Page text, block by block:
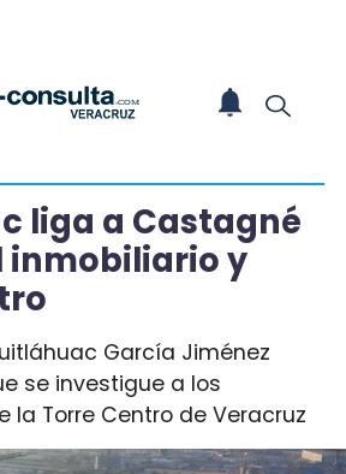
liga a Castagné
inmobiliario y
García Jiménez
se investigue a los
la Torre Centro de Veracruz